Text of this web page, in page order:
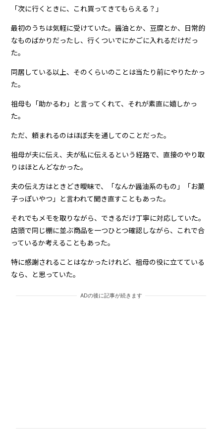
「次に行くときに、これ買ってきてもらえる？」
最初のうちは気軽に受けていた。醤油とか、豆腐とか、日常的
なものばかりだったし、行くついでにかごに入れるだけだっ
た。
同居している以上、そのくらいのことは当たり前にやりたかっ
た。
祖母も「助かるわ」と言ってくれて、それが素直に嬉しかっ
た。
ただ、頼まれるのはほぼ夫を通してのことだった。
祖母が夫に伝え、夫が私に伝えるという経路で、直接のやり取
りはほとんどなかった。
夫の伝え方はときどき曖昧で、「なんか醤油系のもの」「お菓
子っぽいやつ」と言われて聞き直すこともあった。
それでもメモを取りながら、できるだけ丁寧に対応していた。
店頭で同じ棚に並ぶ商品を一つひとつ確認しながら、これで合
っているか考えることもあった。
特に感謝されることはなかったけれど、祖母の役に立てている
なら、と思っていた。
ADの後に記事が続きます